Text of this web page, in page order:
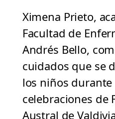
Ximena Prieto,
Facultad de
Andrés Bello,
cuidados que se
los niños durante
celebraciones de
Austral de